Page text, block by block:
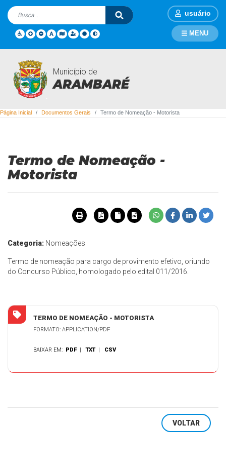
usuário
Município de
ARAMBARÉ
MENU
Documentos Gerais
Página Inicial Documentos Gerais Termo de Nomeação - Motorista
Termo de Nomeação -
Motorista
Categoria: Nomeações
Termo de nomeação para cargo de provimento efetivo, oriundo
do Concurso Público, homologado pelo edital 011/2016.
TERMO DE NOMEAÇÃO - MOTORISTA
FORMATO: APPLICATION/PDF
BAIXAR EM: PDF |TXT | CSV
VOLTAR